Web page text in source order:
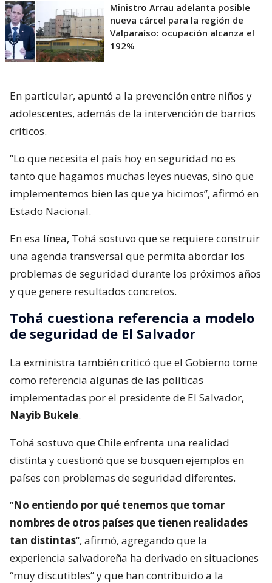
Ministro Arrau adelanta posible
nueva cárcel para la región de
Valparaíso: ocupación alcanza el
192%
En particular, apuntó a la prevención entre niños y
adolescentes, además de la intervención de barrios
críticos.
“Lo que necesita el país hoy en seguridad no es
tanto que hagamos muchas leyes nuevas, sino que
implementemos bien las que ya hicimos”, afirmó en
Estado Nacional.
En esa línea, Tohá sostuvo que se requiere construir
una agenda transversal que permita abordar los
problemas de seguridad durante los próximos años
y que genere resultados concretos.
Tohá cuestiona referencia a modelo
de seguridad de El Salvador
La exministra también criticó que el Gobierno tome
como referencia algunas de las políticas
implementadas por el presidente de El Salvador,
Nayib Bukele.
Tohá sostuvo que Chile enfrenta una realidad
distinta y cuestionó que se busquen ejemplos en
países con problemas de seguridad diferentes.
“No entiendo por qué tenemos que tomar
nombres de otros países que tienen realidades
tan distintas“, afirmó, agregando que la
experiencia salvadoreña ha derivado en situaciones
“muy discutibles” y que han contribuido a la